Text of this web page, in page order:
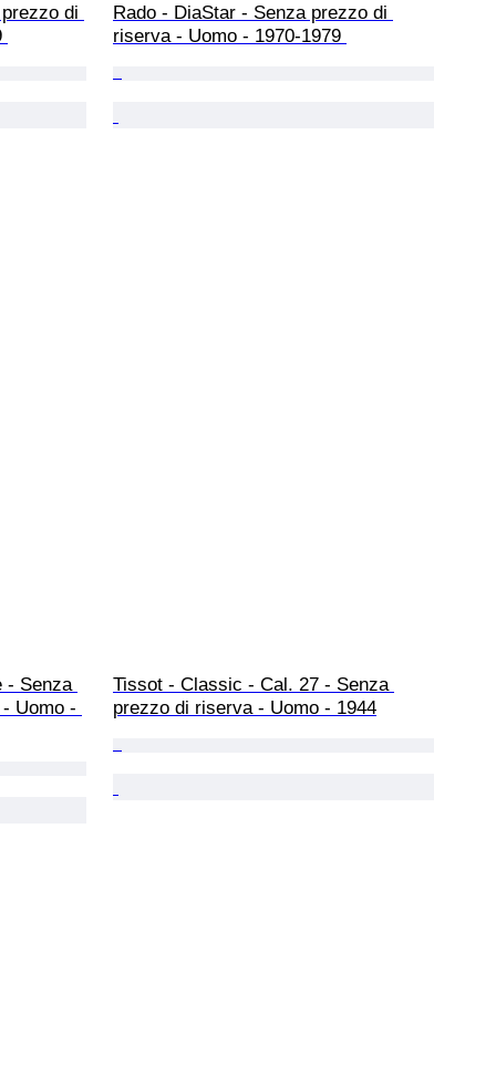
di
Rado - DiaStar - Senza prezzo di
riserva - Uomo - 1970-1979
- Senza
Uomo -
Tissot - Classic - Cal. 27 - Senza
prezzo di riserva - Uomo - 1944